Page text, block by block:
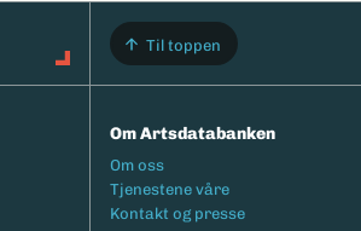
Til toppen
Om Artsdatabanken
Footermeny
Om oss
Tjenestene våre
Kontakt og presse